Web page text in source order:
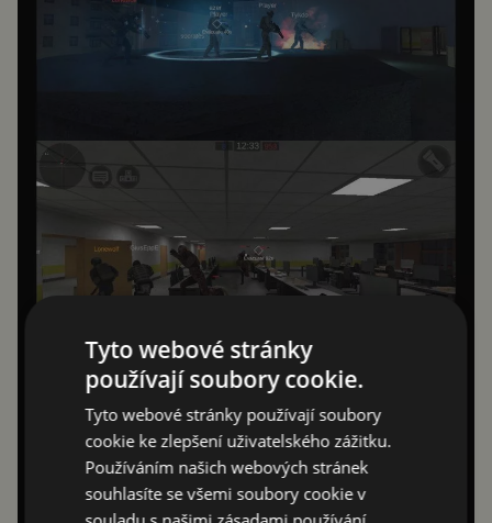
Tyto webové stránky
používají soubory cookie.
Tyto webové stránky používají soubory
cookie ke zlepšení uživatelského zážitku.
Používáním našich webových stránek
souhlasíte se všemi soubory cookie v